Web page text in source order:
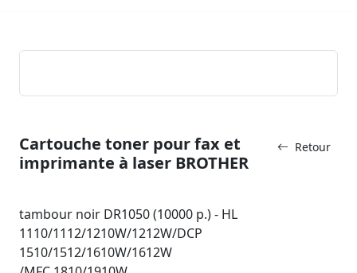
Retour
Cartouche toner pour fax et
imprimante à laser BROTHER
tambour noir DR1050 (10000 p.) - HL
1110/1112/1210W/1212W/DCP
1510/1512/1610W/1612W